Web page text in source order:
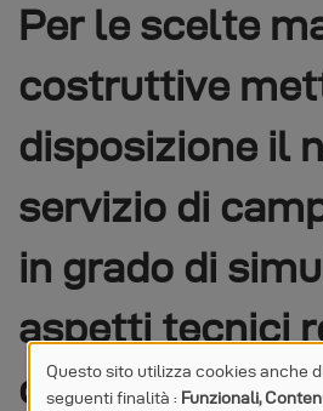
Per le scelte
costruttive
disposizione il
servizio di
in grado di
aspetti tecnici
con indubbi
Questo sito utilizza cookies anche
seguenti finalità : Funzionali,